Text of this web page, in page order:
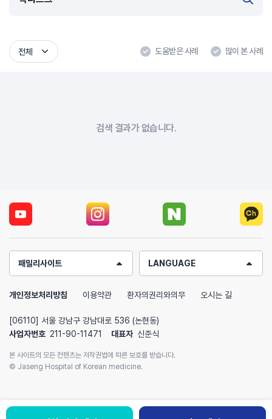
전체 도움받은 사례 많이 본 사례
검색 결과가 없습니다.
패밀리사이트 LANGUAGE
개인정보처리방침 이용약관 환자의권리와의무 오시는 길
[06110] 서울 강남구 강남대로 536 (논현동)
사업자번호 211-90-11471 대표자 신준식
본 사이트의 모든 컨텐츠는 저작권법에 따른 보호를 받습니다.
© Jaseng Hospital of Korean medicine.